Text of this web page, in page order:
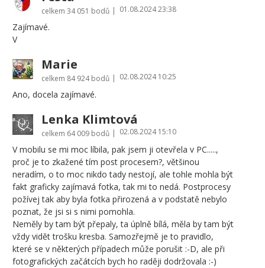
celkem 34 051 bodů | 01.08.2024 23:38
Zajímavé.
V
Marie
celkem 84 924 bodů | 02.08.2024 10:25
Ano, docela zajímavé.
Lenka Klimtová
celkem 64 009 bodů | 02.08.2024 15:10
V mobilu se mi moc líbila, pak jsem ji otevřela v PC.....,
proč je to zkažené tím post procesem?, většinou
neradím, o to moc nikdo tady nestojí, ale tohle mohla být
fakt graficky zajímavá fotka, tak mi to nedá. Postprocesy
požívej tak aby byla fotka přirozená a v podstatě nebylo
poznat, že jsi si s nimi pomohla.
Neměly by tam být přepaly, ta úplně bílá, měla by tam být
vždy vidět trošku kresba. Samozřejmě je to pravidlo,
které se v některých případech může porušit :-D, ale při
fotografických začátcích bych ho raději dodržovala :-)